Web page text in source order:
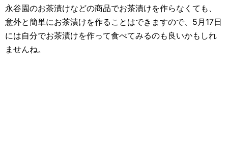
永谷園のお茶漬けなどの商品でお茶漬けを作らなくても、
意外と簡単にお茶漬けを作ることはできますので、5月17日
には自分でお茶漬けを作って食べてみるのも良いかもしれ
ませんね。